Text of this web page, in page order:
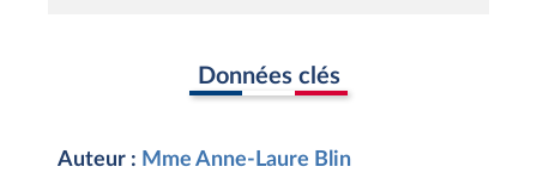
Données clés
Auteur : Mme Anne-Laure Blin